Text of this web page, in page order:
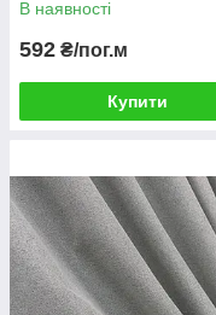
В наявності
592 ₴/пог.м
Купити